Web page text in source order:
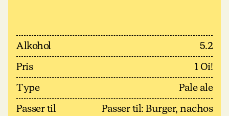
Alkohol
5.2
Pris
1 Oi!
Type
Pale ale
Passer til
Passer til: Burger, nachos